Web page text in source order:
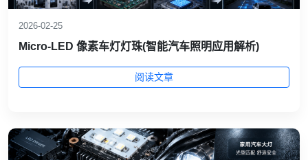
2026-02-25
Micro-LED 像素车灯灯珠(智能汽车照明应用解析)
阅读文章